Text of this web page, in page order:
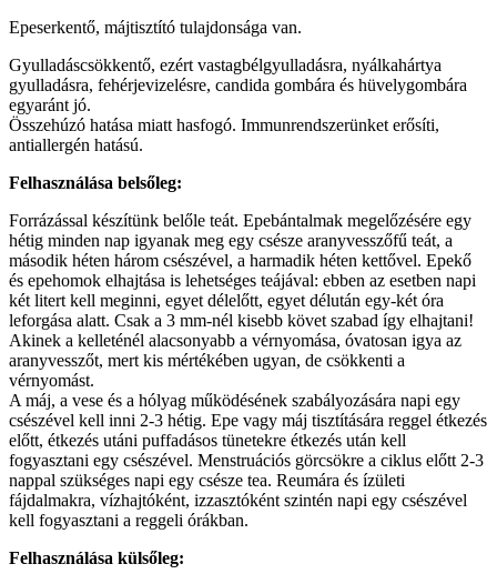
Epeserkentő, májtisztító tulajdonsága van.
Gyulladáscsökkentő, ezért vastagbélgyulladásra, nyálkahártya
gyulladásra, fehérjevizelésre, candida gombára és hüvelygombára
egyaránt jó.
Összehúzó hatása miatt hasfogó. Immunrendszerünket erősíti,
antiallergén hatású.
Felhasználása belsőleg:
Forrázással készítünk belőle teát. Epebántalmak megelőzésére egy
hétig minden nap igyanak meg egy csésze aranyvesszőfű teát, a
második héten három csészével, a harmadik héten kettővel. Epekő
és epehomok elhajtása is lehetséges teájával: ebben az esetben napi
két litert kell meginni, egyet délelőtt, egyet délután egy-két óra
leforgása alatt. Csak a 3 mm-nél kisebb követ szabad így elhajtani!
Akinek a kelleténél alacsonyabb a vérnyomása, óvatosan igya az
aranyvesszőt, mert kis mértékében ugyan, de csökkenti a
vérnyomást.
A máj, a vese és a hólyag működésének szabályozására napi egy
csészével kell inni 2-3 hétig. Epe vagy máj tisztítására reggel étkezés
előtt, étkezés utáni puffadásos tünetekre étkezés után kell
fogyasztani egy csészével. Menstruációs görcsökre a ciklus előtt 2-3
nappal szükséges napi egy csésze tea. Reumára és ízületi
fájdalmakra, vízhajtóként, izzasztóként szintén napi egy csészével
kell fogyasztani a reggeli órákban.
Felhasználása külsőleg: